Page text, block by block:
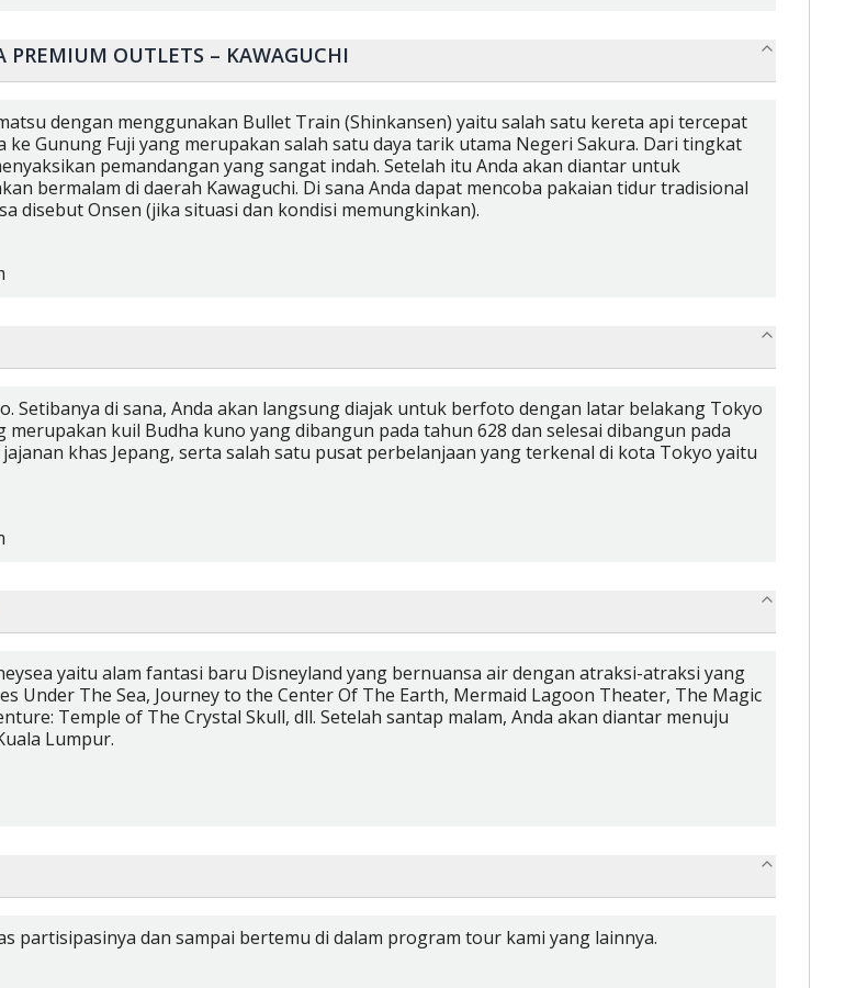
OUTLETS – KAWAGUCHI
dengan menggunakan Bullet Train (Shinkansen) yaitu salah satu kereta api tercepat
Gunung Fuji yang merupakan salah satu daya tarik utama Negeri Sakura. Dari tingkat
pemandangan yang sangat indah. Setelah itu Anda akan diantar untuk
bermalam di daerah Kawaguchi. Di sana Anda dapat mencoba pakaian tidur tradisional
disebut Onsen (jika situasi dan kondisi memungkinkan).
Setibanya di sana, Anda akan langsung diajak untuk berfoto dengan latar belakang Tokyo
kuil Budha kuno yang dibangun pada tahun 628 dan selesai dibangun pada
khas Jepang, serta salah satu pusat perbelanjaan yang terkenal di kota Tokyo yaitu
yaitu alam fantasi baru Disneyland yang bernuansa air dengan atraksi-atraksi yang
Under The Sea, Journey to the Center Of The Earth, Mermaid Lagoon Theater, The Magic
Temple of The Crystal Skull, dll. Setelah santap malam, Anda akan diantar menuju
Lumpur.
partisipasinya dan sampai bertemu di dalam program tour kami yang lainnya.